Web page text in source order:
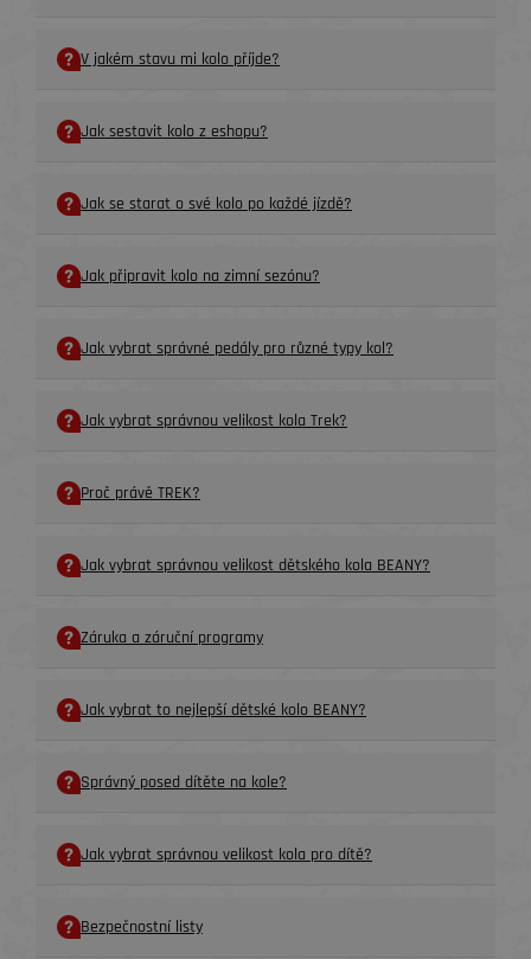
V jakém stavu mi kolo příjde?
Jak sestavit kolo z eshopu?
Jak se starat o své kolo po každé jízdě?
Jak připravit kolo na zimní sezónu?
Jak vybrat správné pedály pro různé typy kol?
Jak vybrat správnou velikost kola Trek?
Proč právě TREK?
Jak vybrat správnou velikost dětského kola BEANY?
Záruka a záruční programy
Jak vybrat to nejlepší dětské kolo BEANY?
Správný posed dítěte na kole?
Jak vybrat správnou velikost kola pro dítě?
Bezpečnostní listy